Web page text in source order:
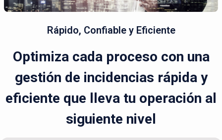
Rápido, Confiable y Eficiente
Optimiza cada proceso con una
gestión de incidencias rápida y
eficiente que lleva tu operación al
siguiente nivel